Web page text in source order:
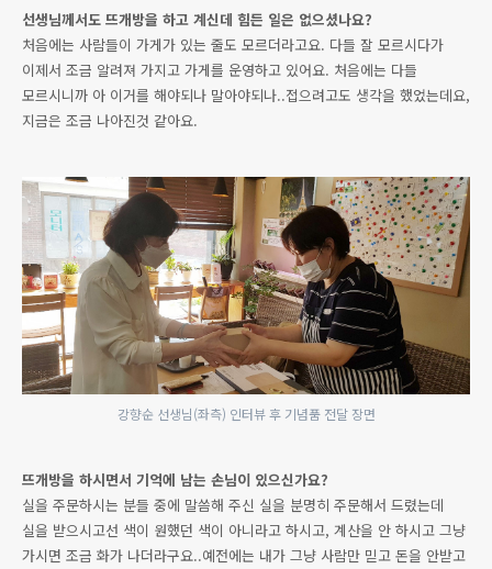
선생님께서도 뜨개방을 하고 계신데 힘든 일은 없으셨나요?
처음에는 사람들이 가게가 있는 줄도 모르더라고요. 다들 잘 모르시다가
이제서 조금 알려져 가지고 가게를 운영하고 있어요. 처음에는 다들
모르시니까 아 이거를 해야되나 말아야되나..접으려고도 생각을 했었는데요,
지금은 조금 나아진것 같아요.
강향순 선생님(좌측) 인터뷰 후 기념품 전달 장면
뜨개방을 하시면서 기억에 남는 손님이 있으신가요?
실을 주문하시는 분들 중에 말씀해 주신 실을 분명히 주문해서 드렸는데
실을 받으시고선 색이 원했던 색이 아니라고 하시고, 계산을 안 하시고 그냥
가시면 조금 화가 나더라구요..예전에는 내가 그냥 사람만 믿고 돈을 안받고